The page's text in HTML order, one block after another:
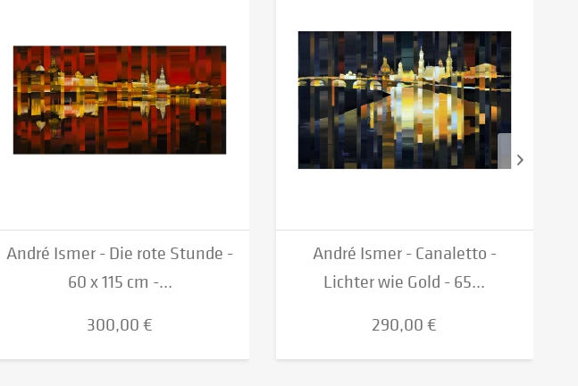
André Ismer - Die rote Stunde -
60 x 115 cm -...
300,00 €
André Ismer - Canaletto -
Lichter wie Gold - 65...
290,00 €